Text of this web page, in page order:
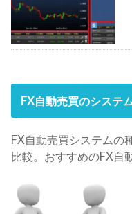
FX自動売買のシステ
FX自動売買システムの
比較。おすすめのFX自